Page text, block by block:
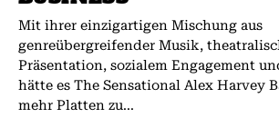
Mit ihrer einzigartigen Mischung aus
genreübergreifender Musik,
Präsentation, sozialem Engagement
hätte es The Sensational Alex Harvey
mehr Platten zu...